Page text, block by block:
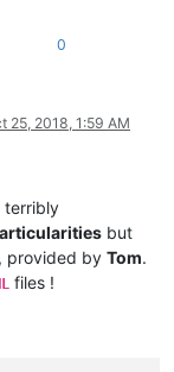
0
25, 2018, 1:59 AM
terribly
but
provided by Tom.
files !